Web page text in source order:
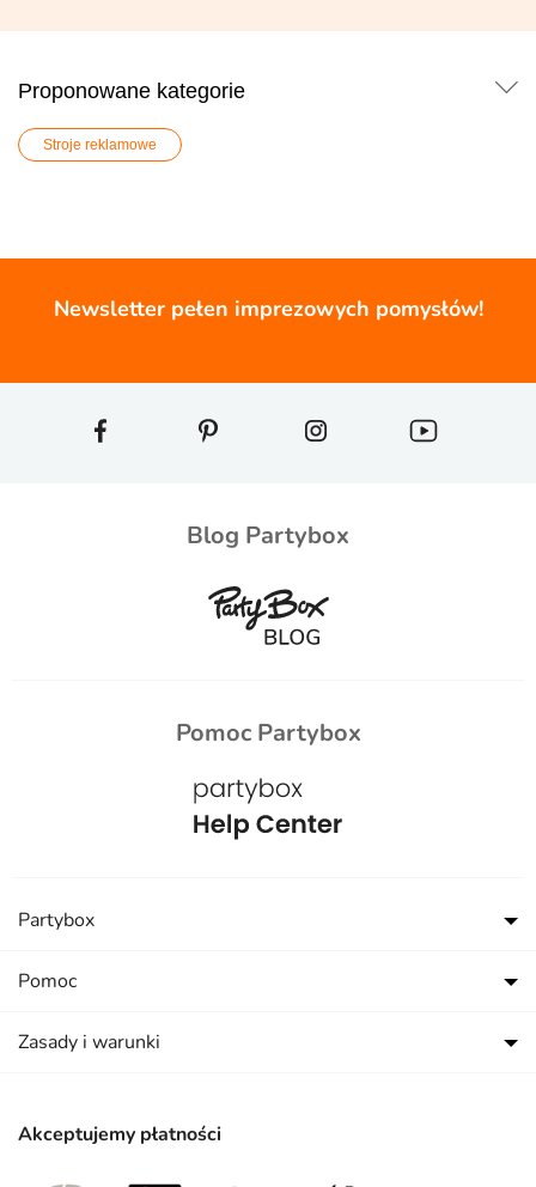
Proponowane kategorie
Stroje reklamowe
Newsletter pełen imprezowych pomysłów!
Blog Partybox
Pomoc Partybox
Akceptujemy płatności
Partybox
Pomoc
Zasady i warunki